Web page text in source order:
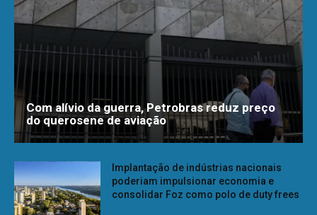
Com alívio da guerra, Petrobras reduz preço
do querosene de aviação
Implantação de indústrias nacionais
poderiam impulsionar economia e
consolidar Foz como polo de duty frees